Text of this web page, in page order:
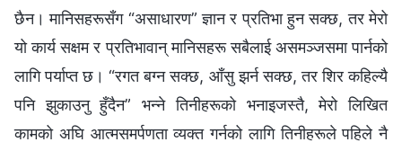
छैन। मानिसहरूसँग “असाधारण” ज्ञान र प्रतिभा हुन सक्छ, तर मेरो
यो कार्य सक्षम र प्रतिभावान् मानिसहरू सबैलाई असमञ्जसमा पार्नको
लागि पर्याप्त छ। “रगत बग्‍न सक्छ, आँसु झर्न सक्छ, तर शिर कहिल्यै
पनि झुकाउनु हुँदैन” भन्‍ने तिनीहरूको भनाइजस्तै, मेरो लिखित
कामको अघि आत्मसमर्पणता व्यक्त गर्नको लागि तिनीहरूले पहिले नै